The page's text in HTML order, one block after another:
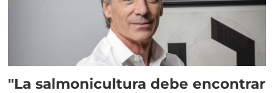
"La salmonicultura debe encontrar